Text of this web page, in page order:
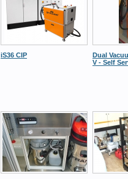
iS36 CIP
Dual
V - Self